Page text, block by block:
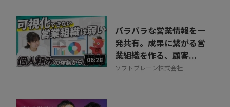
06:28
バラバラな営業情報を一
発共有。成果に繋がる営
業組織を作る、顧客...
ソフトブレーン株式会社